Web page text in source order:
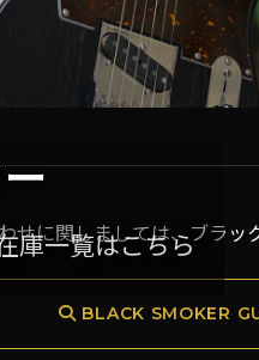
庫一覧はこちら
せに関しましては、ブラ
BLACK SMOKER